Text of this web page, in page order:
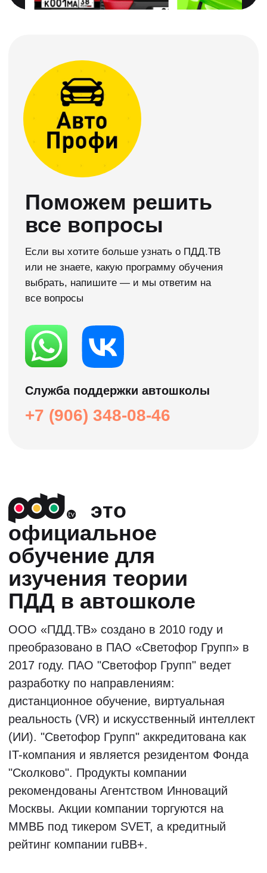
Можете сразу учиться, а документы
предоставить позже. Мы вам в этом
поможем!
Нужна консультация →
Мы сделали официальное приложение для
изучения теории. Ты сможешь попробовать
нашу методику обучения в удобном для
себя формате и без затрат!
Начните учится
в ПДД.ТВ сейчас
Нужна помощь →
своим творческим подходом и
уникальными методиками обучения.
Занятия с ними обеспечивают
быстрое, доступное и качественное
освоение правил дорожного
движения.
Учитесь у лучших
педагогов страны
Старт групп
14,15 и 18 августа